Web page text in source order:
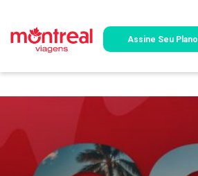
Assine Seu Plano